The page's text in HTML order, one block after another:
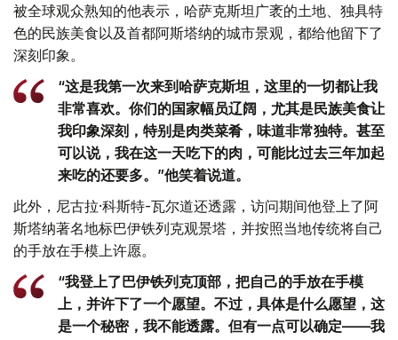
被全球观众熟知的他表示，哈萨克斯坦广袤的土地、独具特
色的民族美食以及首都阿斯塔纳的城市景观，都给他留下了
深刻印象。
“这是我第一次来到哈萨克斯坦，这里的一切都让我
非常喜欢。你们的国家幅员辽阔，尤其是民族美食让
我印象深刻，特别是肉类菜肴，味道非常独特。甚至
可以说，我在这一天吃下的肉，可能比过去三年加起
来吃的还要多。”他笑着说道。
此外，尼古拉·科斯特-瓦尔道还透露，访问期间他登上了阿
斯塔纳著名地标巴伊铁列克观景塔，并按照当地传统将自己
的手放在手模上许愿。
“我登上了巴伊铁列克顶部，把自己的手放在手模
上，并许下了一个愿望。不过，具体是什么愿望，这
是一个秘密，我不能透露。但有一点可以确定——我